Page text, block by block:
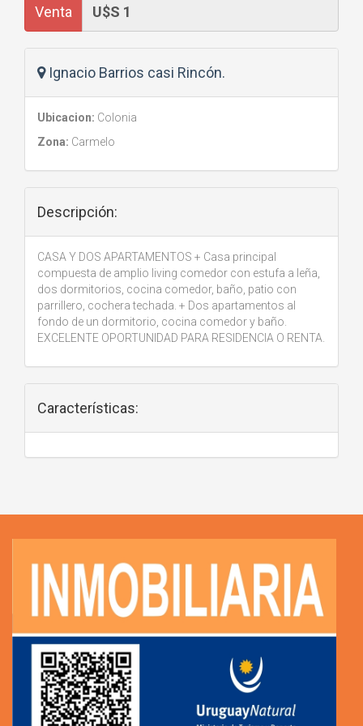
Venta
Ignacio Barrios casi Rincón.
Ubicacion: Colonia
Zona: Carmelo
Descripción:
CASA Y DOS APARTAMENTOS + Casa principal
compuesta de amplio living comedor con estufa a leña,
dos dormitorios, cocina comedor, baño, patio con
parrillero, cochera techada. + Dos apartamentos al
fondo de un dormitorio, cocina comedor y baño.
EXCELENTE OPORTUNIDAD PARA RESIDENCIA O RENTA.
Características: